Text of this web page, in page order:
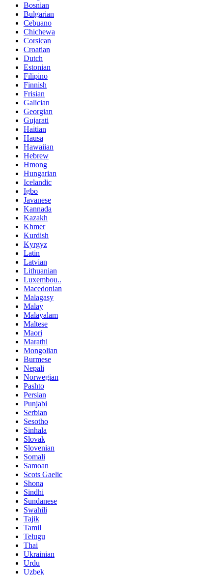
Bosnian
Bulgarian
Cebuano
Chichewa
Corsican
Croatian
Dutch
Estonian
Filipino
Finnish
Frisian
Galician
Georgian
Gujarati
Haitian
Hausa
Hawaiian
Hebrew
Hmong
Hungarian
Icelandic
Igbo
Javanese
Kannada
Kazakh
Khmer
Kurdish
Kyrgyz
Latin
Latvian
Lithuanian
Luxembou..
Macedonian
Malagasy
Malay
Malayalam
Maltese
Maori
Marathi
Mongolian
Burmese
Nepali
Norwegian
Pashto
Persian
Punjabi
Serbian
Sesotho
Sinhala
Slovak
Slovenian
Somali
Samoan
Scots Gaelic
Shona
Sindhi
Sundanese
Swahili
Tajik
Tamil
Telugu
Thai
Ukrainian
Urdu
Uzbek